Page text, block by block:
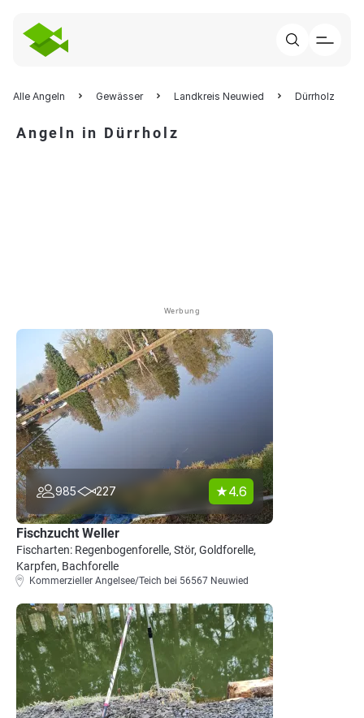
Alle Angeln Gewässer Landkreis Neuwied Dürrholz
Angeln in Dürrholz
Werbung
985 227 4.6
Fischzucht Weller
Fischarten: Regenbogenforelle, Stör, Goldforelle,
Karpfen, Bachforelle
Kommerzieller Angelsee/Teich bei 56567 Neuwied